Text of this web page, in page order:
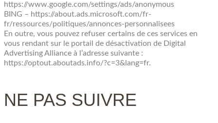
https://www.google.com/settings/ads/anonymous
BING – https://about.ads.microsoft.com/fr-
fr/ressources/politiques/annonces-personnalisees
En outre, vous pouvez refuser certains de ces services en
vous rendant sur le portail de désactivation de Digital
Advertising Alliance à l’adresse suivante :
https://optout.aboutads.info/?c=3&lang=fr.
NE PAS SUIVRE